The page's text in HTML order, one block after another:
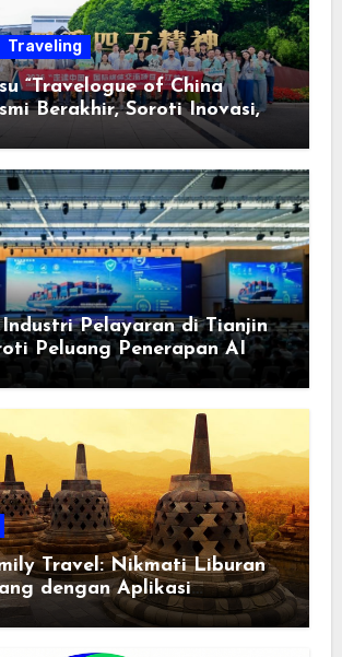
Traveling
“Travelogue of China
Berakhir, Soroti Inovasi,
dan Pembangunan
pada Masyarakat
Pelayaran di Tianjin
Peluang Penerapan AI
Travel: Nikmati Liburan
dengan Aplikasi